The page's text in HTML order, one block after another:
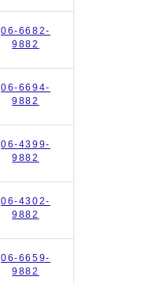
06-6682-
9882
06-6694-
9882
06-4399-
9882
06-4302-
9882
06-6659-
9882